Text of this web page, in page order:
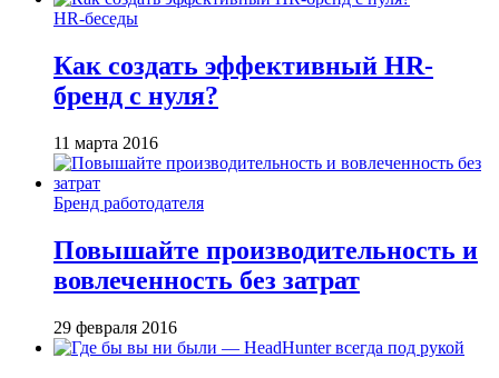
HR-беседы
Как создать эффективный HR-
бренд с нуля?
11 марта 2016
Бренд работодателя
Повышайте производительность и
вовлеченность без затрат
29 февраля 2016